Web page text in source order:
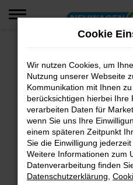
Zum
Fehler: Network Error
Beim Laden ist ein Fehler
Hier sind ein paar Tipps,
Überprüfe deine
Internetverbindung.
Laden andere
Suchmaschine?
Prüfe deine
Cookie
Wir nutzen Cookies, um
Nutzung unserer Webseite
Kommunikation mit Ihnen
berücksichtigen hierbei Ihre
verarbeiten Daten für
wenn Sie uns Ihre
einem späteren Zeitpunkt
Sie die Einwilligung
Weitere Informationen zum
Datenverarbeitung finden
Datenschutzerklärung